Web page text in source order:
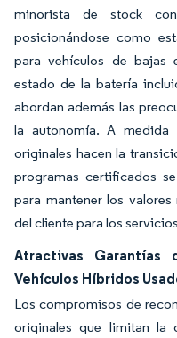
minorista de stock
posicionándose como
para vehículos de bajas
estado de la batería
abordan además las
la autonomía. A medida
originales hacen la
programas certificados
para mantener los
del cliente para los
Atractivas Garantías
Vehículos Híbridos
Los compromisos de
originales que limitan la